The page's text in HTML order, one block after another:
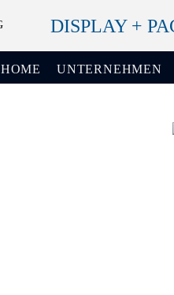
DISPLAY +
HOME UNTERNEHMEN